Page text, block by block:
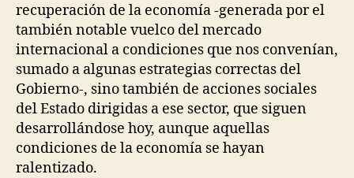
recuperación de la economía -generada por el
también notable vuelco del mercado
internacional a condiciones que nos convenían,
sumado a algunas estrategias correctas del
Gobierno-, sino también de acciones sociales
del Estado dirigidas a ese sector, que siguen
desarrollándose hoy, aunque aquellas
condiciones de la economía se hayan
ralentizado.